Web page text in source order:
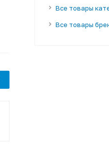
Все товары
Все товары